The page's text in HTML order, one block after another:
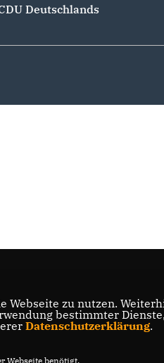
Deutschlands
Webseite zu nutzen.
bestimmter
Datenschutzerklärung.
Webseite benötigt.